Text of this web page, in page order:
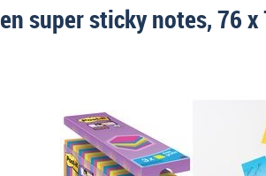
super sticky notes, 76 x